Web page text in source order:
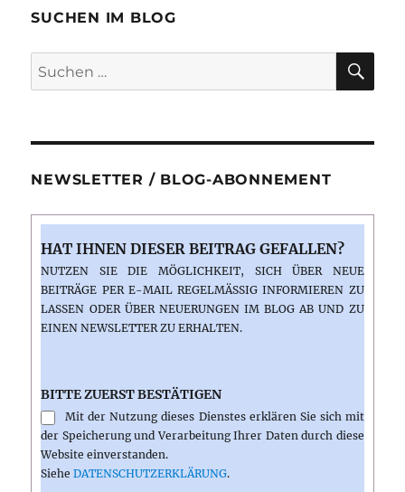
SUCHEN IM BLOG
Suchen
nach:
NEWSLETTER / BLOG-ABONNEMENT
HAT IHNEN DIESER BEITRAG GEFALLEN?
NUTZEN SIE DIE MÖGLICHKEIT, SICH ÜBER NEUE
BEITRÄGE PER E-MAIL REGELMÄSSIG INFORMIEREN ZU L
ASSEN ODER ÜBER NEUERUNGEN IM BLOG AB UND ZU E
INEN NEWSLETTER ZU ERHALTEN.
BITTE ZUERST BESTÄTIGEN
Mit der Nutzung dieses Dienstes erklären Sie sich mit
der Speicherung und Verarbeitung Ihrer Daten durch diese
Website einverstanden.
SieheDATENSCHUTZERKLÄRUNG.